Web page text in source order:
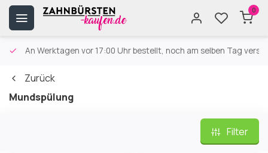
0
An Werktagen vor 17:00 Uhr bestellt, noch am selben Tag
Zurück
Mundspülung
Filter